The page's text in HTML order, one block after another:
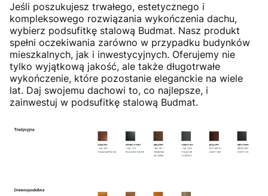
Jeśli poszukujesz trwałego, estetycznego i
kompleksowego rozwiązania wykończenia dachu,
wybierz podsufitkę stalową Budmat. Nasz produkt
spełni oczekiwania zarówno w przypadku budynków
mieszkalnych, jak i inwestycyjnych. Oferujemy nie
tylko wyjątkową jakość, ale także długotrwałe
wykończenie, które pozostanie eleganckie na wiele
lat. Daj swojemu dachowi to, co najlepsze, i
zainwestuj w podsufitkę stalową Budmat.